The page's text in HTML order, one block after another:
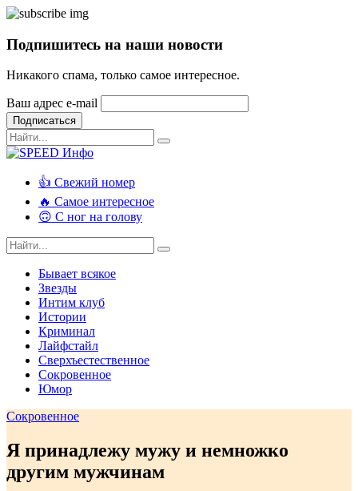
Подпишитесь на наши новости
Никакого спама, только самое интересное.
Ваш адрес e-mail
Подписаться
👍 Свежий номер
🔥 Самое интересное
🙃 С ног на голову
Бывает всякое
Звезды
Интим клуб
Истории
Криминал
Лайфстайл
Сверхъестественное
Сокровенное
Юмор
Сокровенное
Я принадлежу мужу и немножко
другим мужчинам